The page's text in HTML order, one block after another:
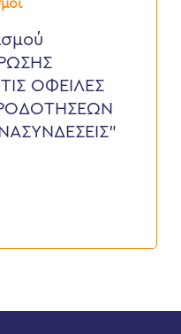
ΟΦΕΙΛΕΣ